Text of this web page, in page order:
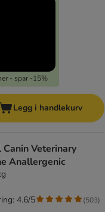
- spar -15%
Legg i handlekurv
Canin Veterinary
Anallergenic
4.6/5 (503)